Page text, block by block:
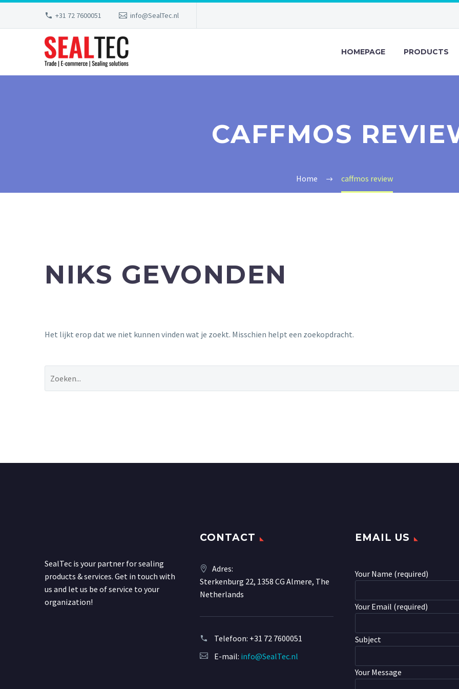
+31 72 7600051 info@SealTec.nl
HOMEPAGE PRODUCTS
CAFFMOS
Home caffmos review
NIKS GEVONDEN
Het lijkt erop dat we niet kunnen vinden wat je zoekt. Misschien helpt een zoekopdracht.
SealTec is your partner for sealing
products & services. Get in touch with
us and let us be of service to your
organization!
CONTACT
Adres:
Sterkenburg 22, 1358 CG Almere, The
Netherlands
Telefoon: +31 72 7600051
E-mail: info@SealTec.nl
EMAIL US
Your Name (required)
Your Email (required)
Subject
Your Message